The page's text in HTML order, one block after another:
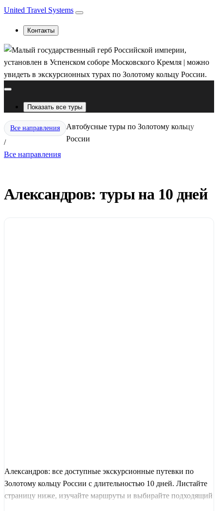
United Travel Systems
Контакты
Показать все туры
Все направления
/
Автобусные туры по Золотому кольцу
России
Все направления
Александров: туры на 10 дней
Александров: все доступные экскурсионные путевки по
Золотому кольцу России с длительностью 10 дней. Листайте
страницу ниже, изучайте маршруты и выбирайте подходящий